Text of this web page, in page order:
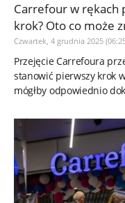
Carrefour w rękach
krok? Oto co może
Czwartek, 4 grudnia 2025
Przejęcie Carrefoura
stanowić pierwszy krok
mógłby odpowiednio